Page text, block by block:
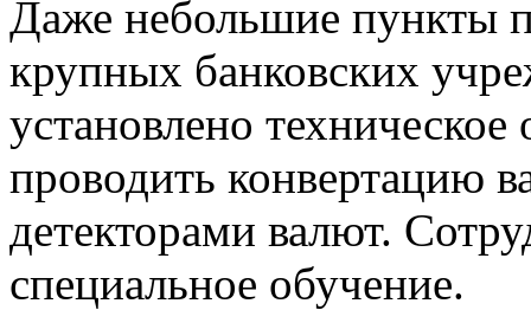
Даже небольшие пункты
крупных банковских
установлено техническое
проводить конвертацию
детекторами валют.
специальное обучение.